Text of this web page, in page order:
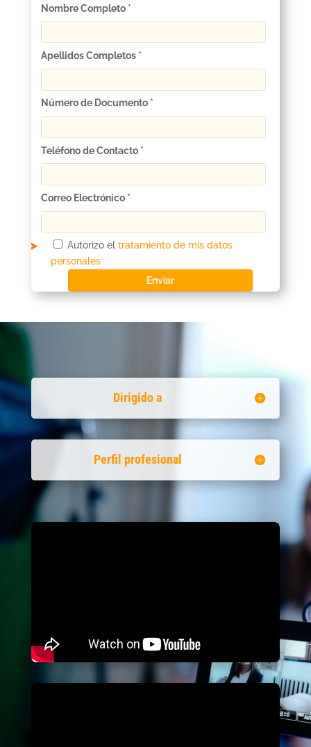
Nombre Completo *
Apellidos Completos *
Número de Documento *
Teléfono de Contacto *
Correo Electrónico *
Autorizo el tratamiento de mis datos
personales
Dirigido a
Perfil profesional